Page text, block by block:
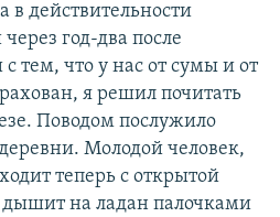
в действительности
год-два после
тем, что у нас от сумы и от
я решил почитать
Поводом послужило
Молодой человек,
теперь с открытой
дышит на ладан палочками